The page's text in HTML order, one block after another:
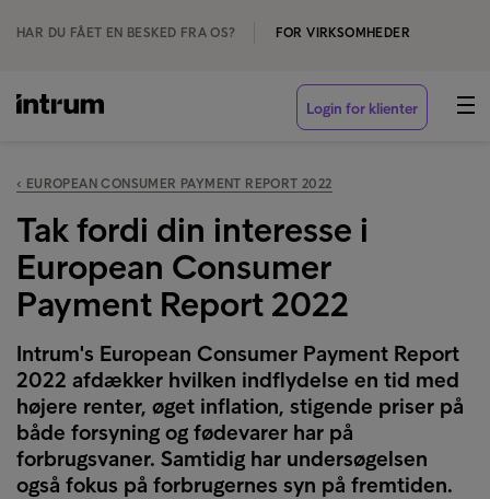
HAR DU FÅET EN BESKED FRA OS? FOR VIRKSOMHEDER
Login for klienter
‹ EUROPEAN CONSUMER PAYMENT REPORT 2022
Tak fordi din interesse i
European Consumer
Payment Report 2022
Intrum's European Consumer Payment Report
2022 afdækker hvilken indflydelse en tid med
højere renter, øget inflation, stigende priser på
både forsyning og fødevarer har på
forbrugsvaner. Samtidig har undersøgelsen
også fokus på forbrugernes syn på fremtiden.